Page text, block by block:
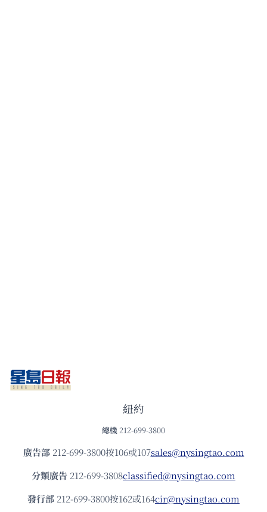
紐約
總機 212-699-3800
廣告部212-699-3800按106或107sales@nysingtao.com
分類廣告 212-699-3808classified@nysingtao.com
發⾏部 212-699-3800按162或164cir@nysingtao.com